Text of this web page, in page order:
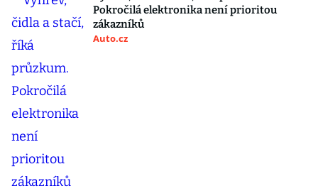
Pokročilá elektronika není prioritou
zákazníků
Auto.cz